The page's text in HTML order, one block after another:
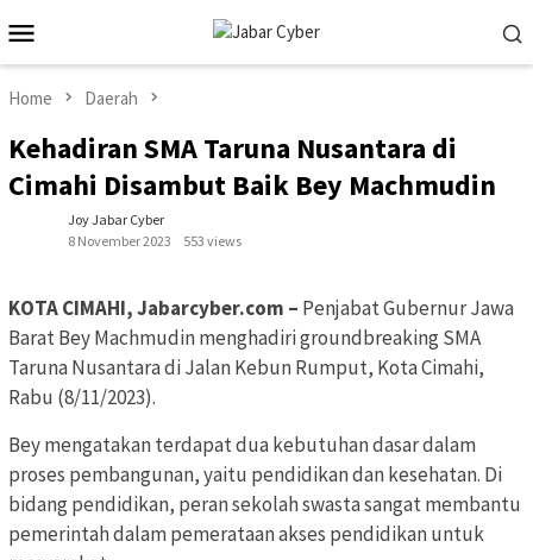
to
contentMenu
Home Daerah
Kehadiran SMA Taruna Nusantara di
Cimahi Disambut Baik Bey Machmudin
Joy Jabar Cyber
8 November 2023
553 views
KOTA CIMAHI, Jabarcyber.com – Penjabat Gubernur Jawa
Barat Bey Machmudin menghadiri groundbreaking SMA
Taruna Nusantara di Jalan Kebun Rumput, Kota Cimahi,
Rabu (8/11/2023).
Bey mengatakan terdapat dua kebutuhan dasar dalam
proses pembangunan, yaitu pendidikan dan kesehatan. Di
bidang pendidikan, peran sekolah swasta sangat membantu
pemerintah dalam pemerataan akses pendidikan untuk